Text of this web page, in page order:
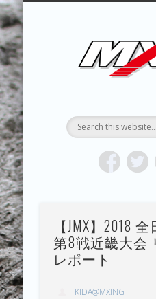
MXING &
HYPER
【JMX】2018
第8戦近畿大会
レポート
KIDA@MXING